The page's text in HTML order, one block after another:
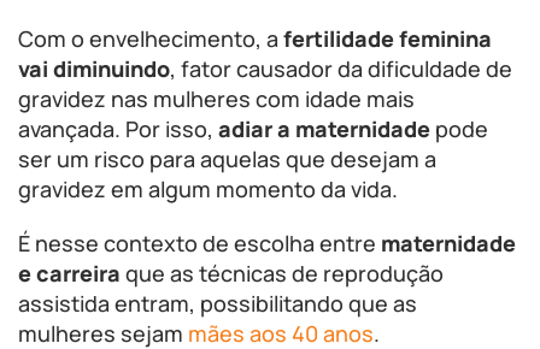
Com o envelhecimento, a fertilidade feminina
vai diminuindo, fator causador da dificuldade de
gravidez nas mulheres com idade mais
avançada. Por isso, adiar a maternidade pode
ser um risco para aquelas que desejam a
gravidez em algum momento da vida.
É nesse contexto de escolha entre maternidade
e carreira que as técnicas de reprodução
assistida entram, possibilitando que as
mulheres sejam mães aos 40 anos.